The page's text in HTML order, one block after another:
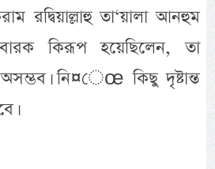
রদ্বিয়াল্লাহু তা‘য়ালা আনহুম
কিরূপ হয়েছিলেন, তা
নি¤েœ কিছু দৃষ্টান্ত